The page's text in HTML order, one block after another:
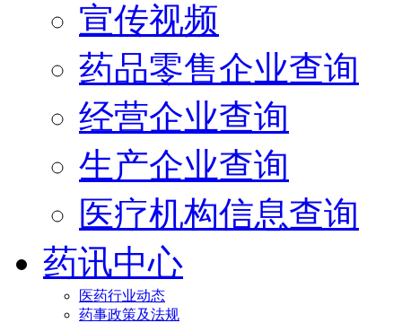
宣传视频
药品零售企业查询
经营企业查询
生产企业查询
医疗机构信息查询
药讯中心
医药行业动态
药事政策及法规